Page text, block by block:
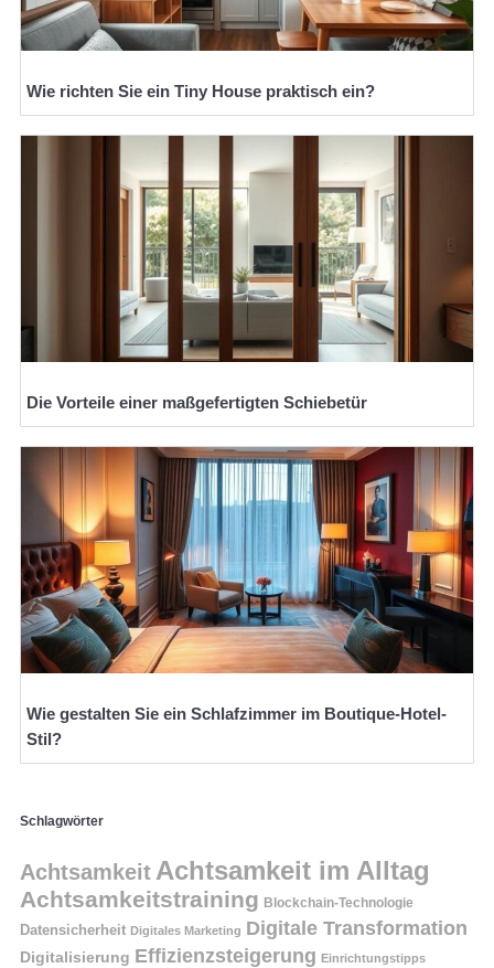
Wie richten Sie ein Tiny House praktisch ein?
Die Vorteile einer maßgefertigten Schiebetür
Wie gestalten Sie ein Schlafzimmer im Boutique-Hotel-
Stil?
Schlagwörter
Achtsamkeit Achtsamkeit im Alltag
Achtsamkeitstraining Blockchain-Technologie
Datensicherheit Digitales Marketing Digitale Transformation
Digitalisierung Effizienzsteigerung Einrichtungstipps